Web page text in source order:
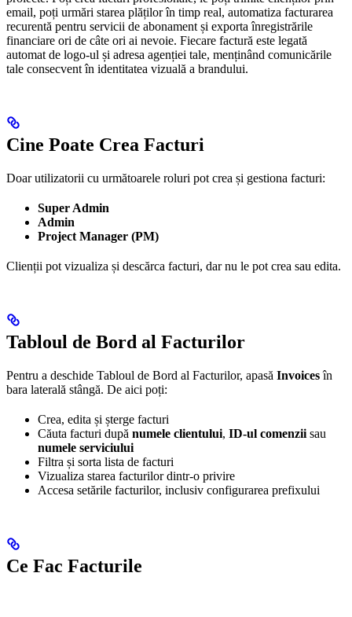
email, poți urmări starea plăților în timp real, automatiza facturarea
recurentă pentru servicii de abonament și exporta înregistrările
financiare ori de câte ori ai nevoie. Fiecare factură este legată
automat de logo-ul și adresa agenției tale, menținând comunicările
tale consecvent în identitatea vizuală a brandului.
Cine Poate Crea Facturi
Doar utilizatorii cu următoarele roluri pot crea și gestiona facturi:
Super Admin
Admin
Project Manager (PM)
Clienții pot vizualiza și descărca facturi, dar nu le pot crea sau edita.
Tabloul de Bord al Facturilor
Pentru a deschide Tabloul de Bord al Facturilor, apasă Invoicesîn
bara laterală stângă. De aici poți:
Crea, edita și șterge facturi
Căuta facturi după numele clientului, ID-ul comenzii sau
numele serviciului
Filtra și sorta lista de facturi
Vizualiza starea facturilor dintr-o privire
Accesa setările facturilor, inclusiv configurarea prefixului
Ce Fac Facturile